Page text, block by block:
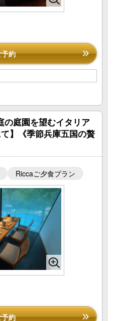
約
の庭園を望むイタリア
】《季節兵庫五国の贅
Riccaご夕食プラン
約